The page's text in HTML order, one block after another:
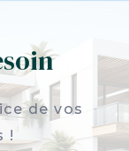
de vos
!